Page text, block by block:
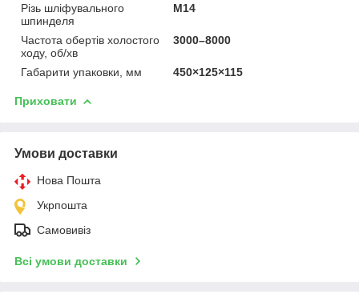
Різь шліфувального
шпинделя
М14
Частота обертів холостого
ходу, об/хв
3000–8000
Габарити упаковки, мм 450×125×115
Приховати
Умови доставки
Нова Пошта
Укрпошта
Самовивіз
Всі умови доставки